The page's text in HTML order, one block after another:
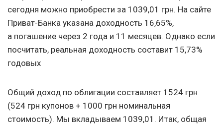
сегодня можно приобрести за 1039,01 грн. На сайте
Приват-Банка указана доходность 16,65%,
а погашение через 2 года и 11 месяцев. Однако если
посчитать, реальная доходность составит 15,73%
годовых
Общий доход по облигации составляет 1524 грн
(524 грн купонов + 1000 грн номинальная
стоимость). Мы вкладываем 1039,01. Итак, общая